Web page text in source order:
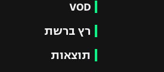
VOD
רץ ברשת
תוצאות